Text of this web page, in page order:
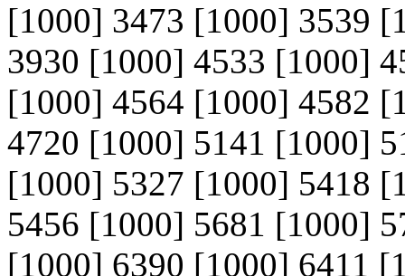
[1000] 3473 [1000] 3539
3930 [1000] 4533 [1000]
[1000] 4564 [1000] 4582
4720 [1000] 5141 [1000]
[1000] 5327 [1000] 5418
5456 [1000] 5681 [1000]
[1000] 6390 [1000] 6411